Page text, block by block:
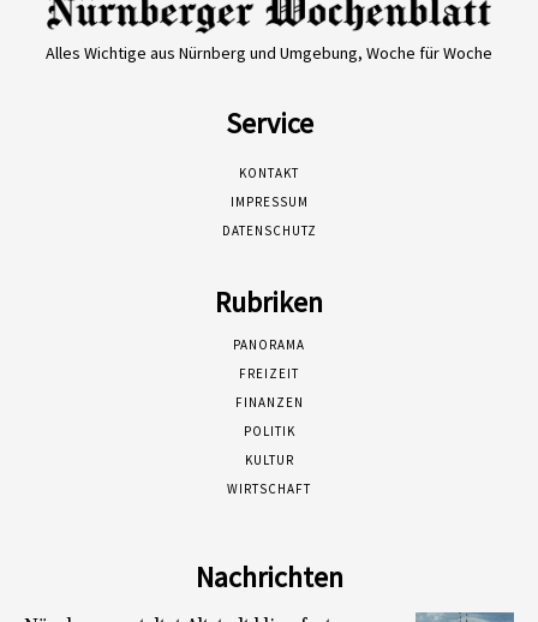
Alles Wichtige aus Nürnberg und Umgebung, Woche für Woche
Service
KONTAKT
IMPRESSUM
DATENSCHUTZ
Rubriken
PANORAMA
FREIZEIT
FINANZEN
POLITIK
KULTUR
WIRTSCHAFT
Nachrichten